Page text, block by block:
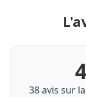
38avis sur